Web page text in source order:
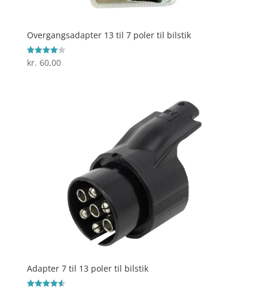
Overgangsadapter 13 til 7 poler til bilstik
Vurderet
4
kr. 60,00
Adapter 7 til 13 poler til bilstik